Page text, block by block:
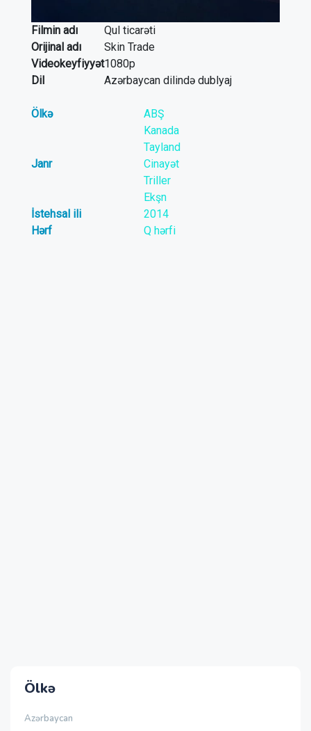
Ölkə
Azərbaycan
Filmin adı
Qul ticarəti
Orijinal adı
Skin Trade
Videokeyfiyyət1080p
Dil
Azərbaycan dilində dublyaj
Ölkə
ABŞ
Kanada
Tayland
Janr
Cinayət
Triller
Ekşn
İstehsal ili
2014
Hərf
Q hərfi